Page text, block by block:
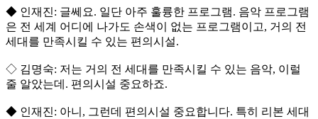
◆ 인재진: 글쎄요. 일단 아주 훌륭한 프로그램. 음악 프로그램
은 전 세계 어디에 나가도 손색이 없는 프로그램이고, 거의 전
세대를 만족시킬 수 있는 편의시설.
◇ 김명숙: 저는 거의 전 세대를 만족시킬 수 있는 음악, 이럴
줄 알았는데. 편의시설 중요하죠.
◆ 인재진: 아니, 그런데 편의시설 중요합니다. 특히 리본 세대